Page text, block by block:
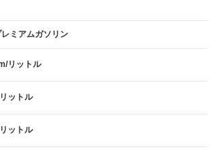
)
ミアムガソリン
リットル
ットル
ットル